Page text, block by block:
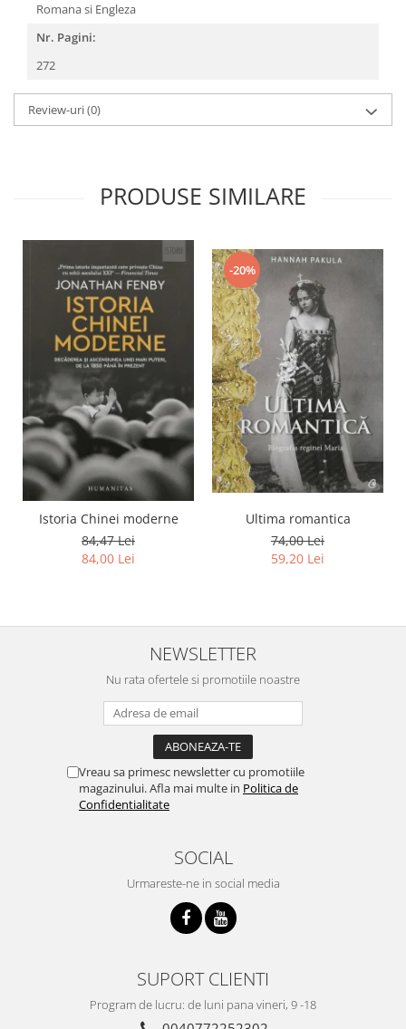
Romana si Engleza
Nr. Pagini:
272
Review-uri(0)
PRODUSE SIMILARE
Istoria Chinei moderne
84,47 Lei
84,00 Lei
-20%
Ultima romantica
74,00 Lei
59,20 Lei
NEWSLETTER
Nu rata ofertele si promotiile noastre
Vreau sa primesc newsletter cu promotiile
magazinului. Afla mai multe in Politica de
Confidentialitate
SOCIAL
Urmareste-ne in social media
SUPORT CLIENTI
Program de lucru: de luni pana vineri, 9 -18